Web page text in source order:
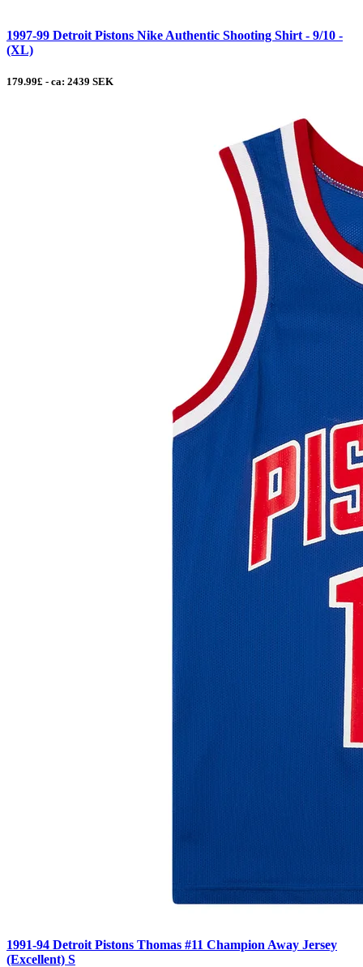
1997-99 Detroit Pistons Nike Authentic Shooting Shirt - 9/10 -
(XL)
179.99£ - ca: 2439 SEK
1991-94 Detroit Pistons Thomas #11 Champion Away Jersey
(Excellent) S